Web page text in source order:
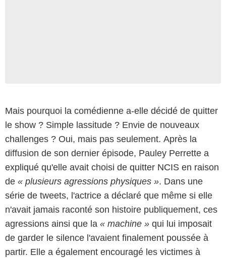
Mais pourquoi la comédienne a-elle décidé de quitter
le show ? Simple lassitude ? Envie de nouveaux
challenges ? Oui, mais pas seulement. Après la
diffusion de son dernier épisode, Pauley Perrette a
expliqué qu'elle avait choisi de quitter NCIS en raison
de « plusieurs agressions physiques ». Dans une
série de tweets, l'actrice a déclaré que même si elle
n'avait jamais raconté son histoire publiquement, ces
agressions ainsi que la « machine » qui lui imposait
de garder le silence l'avaient finalement poussée à
partir. Elle a également encouragé les victimes à